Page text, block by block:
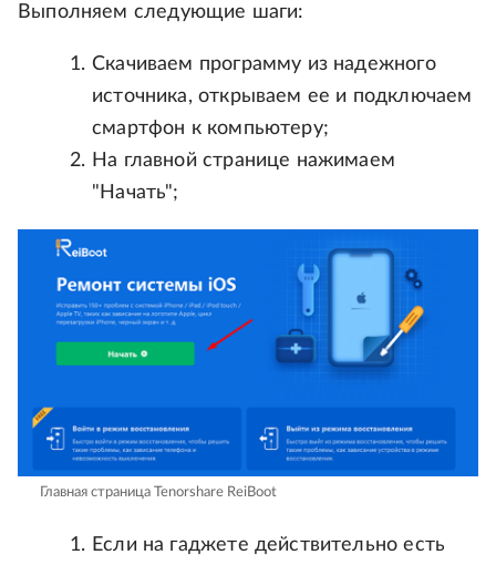
Выполняем следующие шаги:
Скачиваем программу из надежного
источника, открываем ее и подключаем
смартфон к компьютеру;
На главной странице нажимаем
"Начать";
Главная страница Tenorshare ReiBoot
Если на гаджете действительно есть